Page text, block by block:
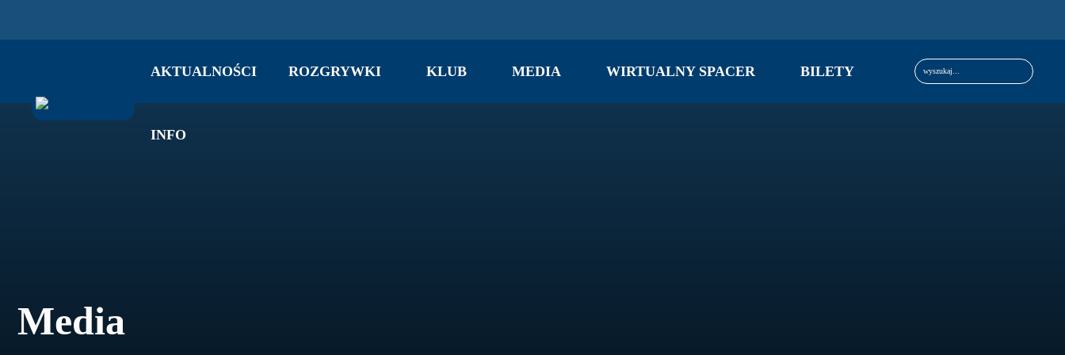
AKTUALNOŚCI ROZGRYWKI KLUB MEDIA WIRTUALNY SPACER BILETY
INFO
Szukaj:
Media